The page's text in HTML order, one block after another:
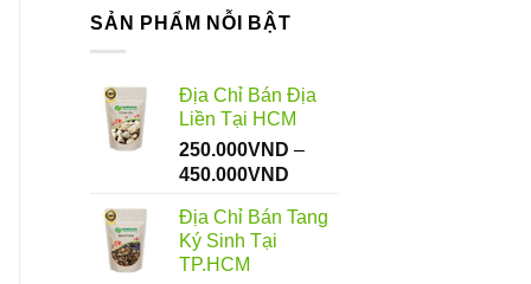
SẢN PHẨM NỖI BẬT
Địa Chỉ Bán Địa
Liền Tại HCM
250.000VND –
450.000VND
từ
Địa Chỉ Bán Tang
Ký Sinh Tại
TP.HCM